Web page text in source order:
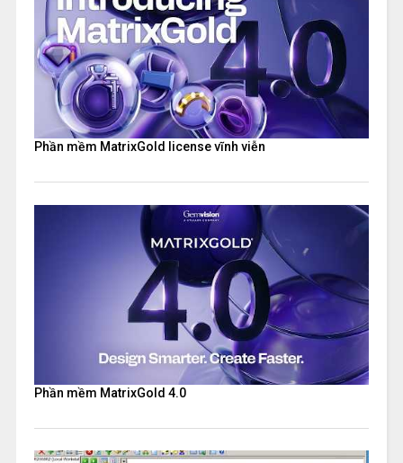
Phần mềm MatrixGold license vĩnh viễn
Phần mềm MatrixGold 4.0